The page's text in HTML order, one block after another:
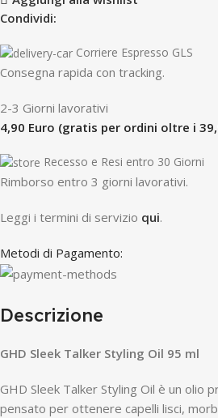
Condividi:
Corriere Espresso GLS
Consegna rapida con tracking.
2-3 Giorni lavorativi
4,90 Euro (gratis per ordini oltre i
Recesso e Resi entro 30 Giorni
Rimborso entro 3 giorni lavorativi.
Leggi i termini di servizio qui.
Metodi di Pagamento:
Descrizione
GHD Sleek Talker Styling Oil 95 ml
GHD Sleek Talker Styling Oil è un olio
pensato per ottenere capelli lisci,